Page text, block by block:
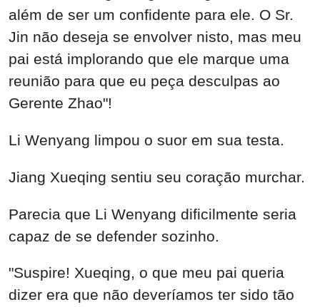
além de ser um confidente para ele. O Sr.
Jin não deseja se envolver nisto, mas meu
pai está implorando que ele marque uma
reunião para que eu peça desculpas ao
Gerente Zhao"!
Li Wenyang limpou o suor em sua testa.
Jiang Xueqing sentiu seu coração murchar.
Parecia que Li Wenyang dificilmente seria
capaz de se defender sozinho.
"Suspire! Xueqing, o que meu pai queria
dizer era que não deveríamos ter sido tão